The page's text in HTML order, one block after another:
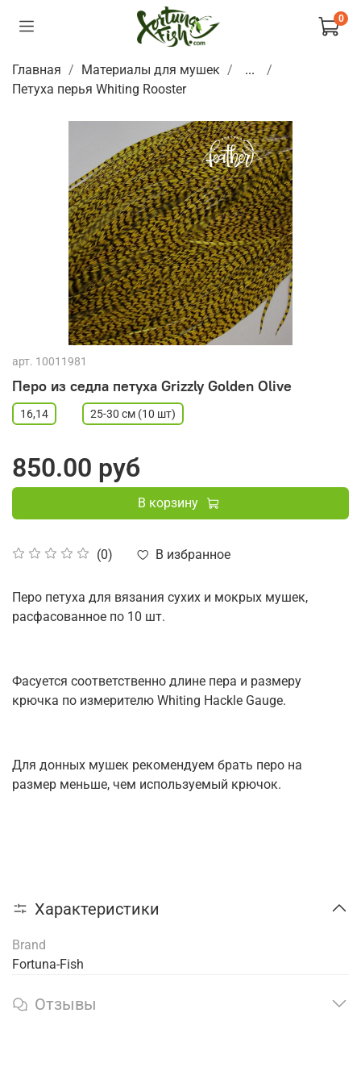
0
Главная Материалы для мушек
...
Петуха перья Whiting Rooster
арт. 10011981
Перо из седла петуха Grizzly Golden Olive
(0) В избранное
16,14 25-30 см (10 шт)
850.00 руб
В корзину
Перо петуха для вязания сухих и мокрых мушек,
расфасованное по 10 шт.
Фасуется соответственно длине пера и размеру
крючка по измерителю Whiting Hackle Gauge.
Для донных мушек рекомендуем брать перо на
размер меньше, чем используемый крючок.
Характеристики
Brand
Fortuna-Fish
Отзывы